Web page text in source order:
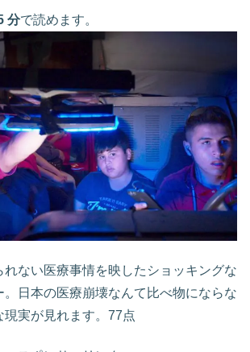
分で読めます。
れない医療事情を映したショッキングな
。日本の医療崩壊なんて比べ物にならな
現実が見れます。77点